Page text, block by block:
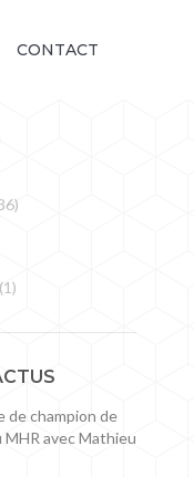
CONTACT
(1)
de champion de
MHR avec Mathieu